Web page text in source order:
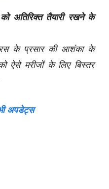
अतिरिक्त तैयारी रखने के
के प्रसार की आशंका के
ऐसे मरीजों के लिए बिस्तर
अपडेट्स